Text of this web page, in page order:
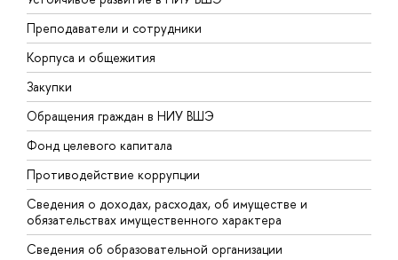
Преподаватели и сотрудники
Корпуса и общежития
Закупки
Обращения граждан в НИУ ВШЭ
Фонд целевого капитала
Противодействие коррупции
Сведения о доходах, расходах, об имуществе и
обязательствах имущественного характера
Сведения об образовательной организации